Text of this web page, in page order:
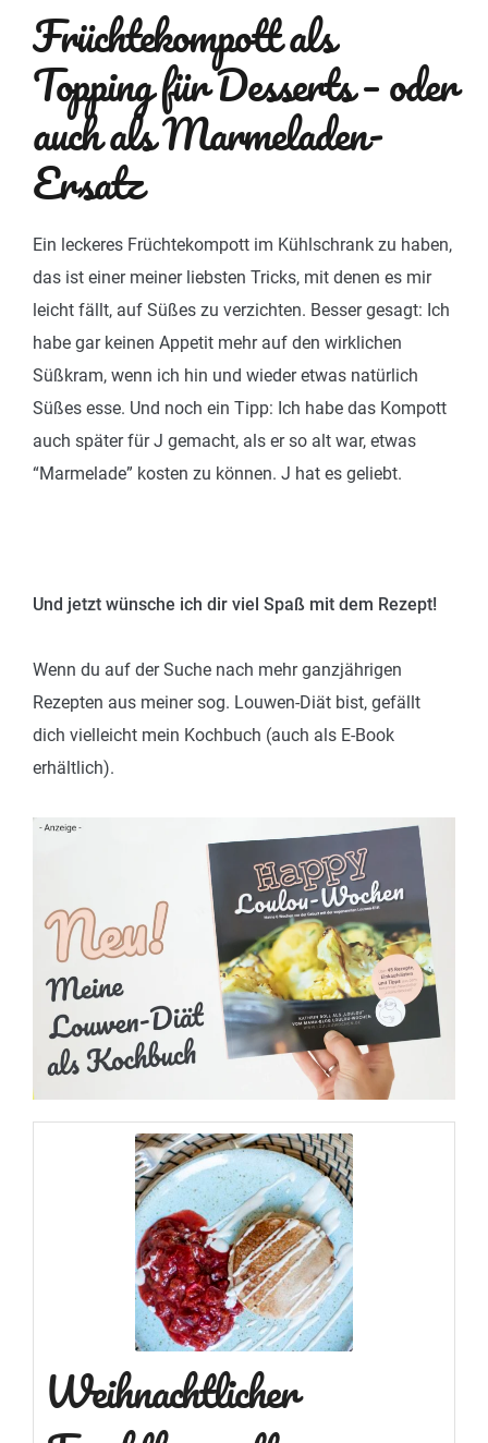
Früchtekompott als
Topping für Desserts – oder
auch als Marmeladen-
Ersatz
Ein leckeres Früchtekompott im Kühlschrank zu haben,
das ist einer meiner liebsten Tricks, mit denen es mir
leicht fällt, auf Süßes zu verzichten. Besser gesagt: Ich
habe gar keinen Appetit mehr auf den wirklichen
Süßkram, wenn ich hin und wieder etwas natürlich
Süßes esse. Und noch ein Tipp: Ich habe das Kompott
auch später für J gemacht, als er so alt war, etwas
“Marmelade” kosten zu können. J hat es geliebt.
Und jetzt wünsche ich dir viel Spaß mit dem Rezept!
Wenn du auf der Suche nach mehr ganzjährigen
Rezepten aus meiner sog. Louwen-Diät bist, gefällt
dich vielleicht mein Kochbuch (auch als E-Book
erhältlich).
Weihnachtlicher